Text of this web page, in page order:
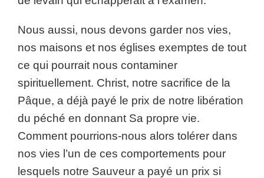
Nous aussi, nous devons garder nos vies,
nos maisons et nos églises exemptes de tout
ce qui pourrait nous contaminer
spirituellement. Christ, notre sacrifice de la
Pâque, a déjà payé le prix de notre libération
du péché en donnant Sa propre vie.
Comment pourrions-nous alors tolérer dans
nos vies l’un de ces comportements pour
lesquels notre Sauveur a payé un prix si